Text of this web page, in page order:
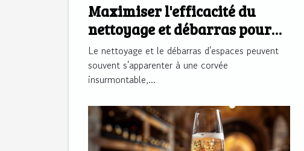
Maximiser l'efficacité du
nettoyage et débarras pour
espaces divers
Le nettoyage et le débarras d'espaces peuvent
souvent s'apparenter à une corvée
insurmontable,...